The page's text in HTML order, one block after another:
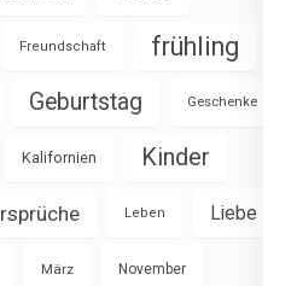
Freundschaft frühling
Geburtstag Geschenke
Kalifornien Kinder
Leben Liebe
März November